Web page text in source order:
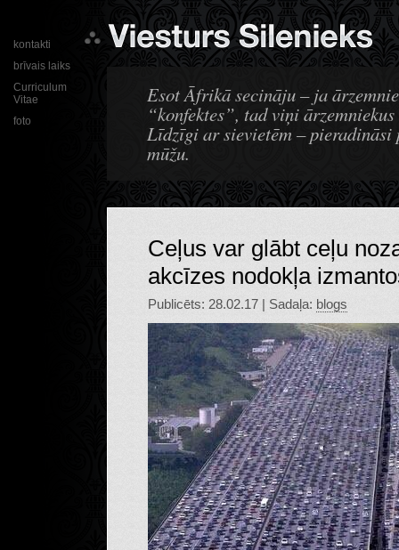
Esot Āfrikā secināju – ja
“konfektes”, tad viņi
Līdzīgi ar sievietēm – pieradināsi
mūžu.
kontakti
brīvais laiks
Curriculum
Vitae
foto
Ceļus var glābt ceļu
akcīzes nodokļa
Publicēts: 28.02.17 | Sadaļa: blogs